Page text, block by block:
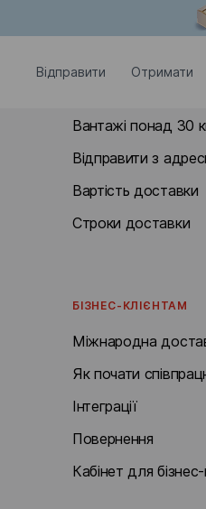
Відправити Отримати
Вантажі понад 30
Відправити з
Вартість доставки
Строки доставки
БІЗНЕС-КЛІЄНТАМ
Міжнародна
Як почати
Інтеграції
Повернення
Кабінет для бізнес-